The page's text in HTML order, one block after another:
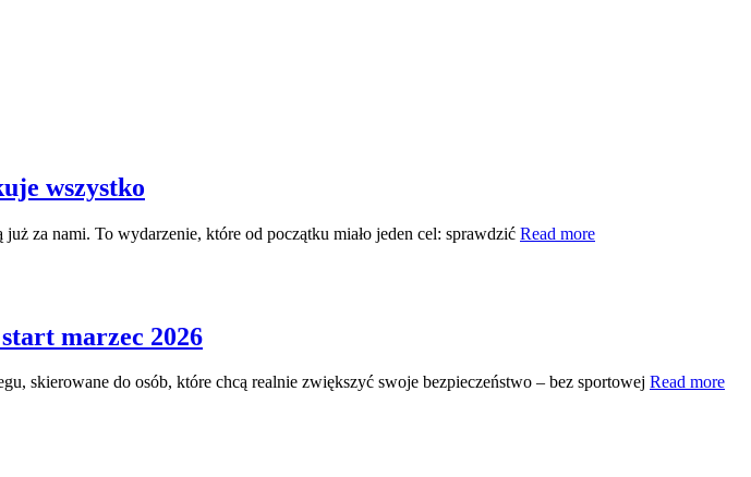
wszystko
za nami. To wydarzenie, które od początku miało jeden cel: sprawdzić Read morePierwsze
weryfikuje
marzec 2026
skierowane do osób, które chcą realnie zwiększyć swoje bezpieczeństwo – bez sportowej Read more